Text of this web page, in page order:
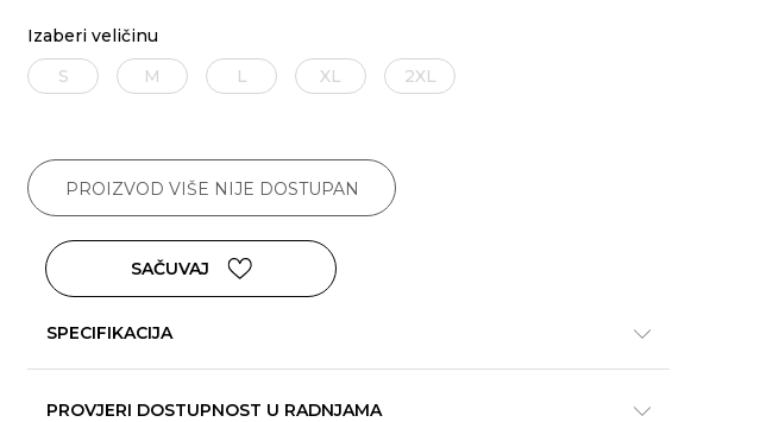
Izaberi veličinu
S
M L XL 2XL
PROIZVOD VIŠE NIJE DOSTUPAN
SAČUVAJ
SPECIFIKACIJA
PROVJERI DOSTUPNOST U RADNJAMA